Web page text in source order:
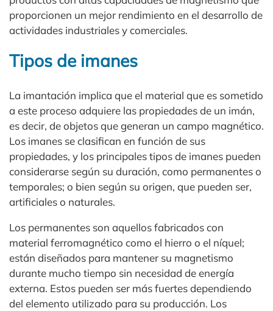
proporcionen un mejor rendimiento en el desarrollo de
actividades industriales y comerciales.
Tipos de imanes
La imantación implica que el material que es sometido
a este proceso adquiere las propiedades de un imán,
es decir, de objetos que generan un campo magnético.
Los imanes se clasifican en función de sus
propiedades, y los principales tipos de imanes pueden
considerarse según su duración, como permanentes o
temporales; o bien según su origen, que pueden ser,
artificiales o naturales.
Los permanentes son aquellos fabricados con
material ferromagnético como el hierro o el níquel;
están diseñados para mantener su magnetismo
durante mucho tiempo sin necesidad de energía
externa. Estos pueden ser más fuertes dependiendo
del elemento utilizado para su producción. Los